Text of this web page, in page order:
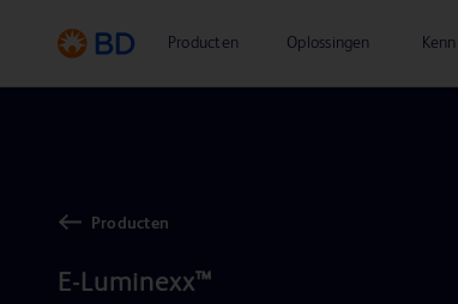
Producten Oplossingen
Producten
E-Luminexx™